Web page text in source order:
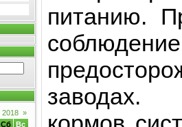
2018 »
Сб
Вс
питанию.
заводах.